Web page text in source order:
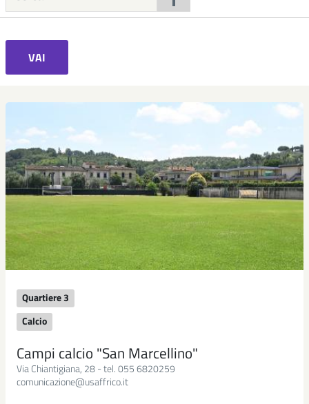
VAI
Quartiere 3
Calcio
Campi calcio "San Marcellino"
Via Chiantigiana, 28 - tel. 055 6820259
comunicazione@usaffrico.it